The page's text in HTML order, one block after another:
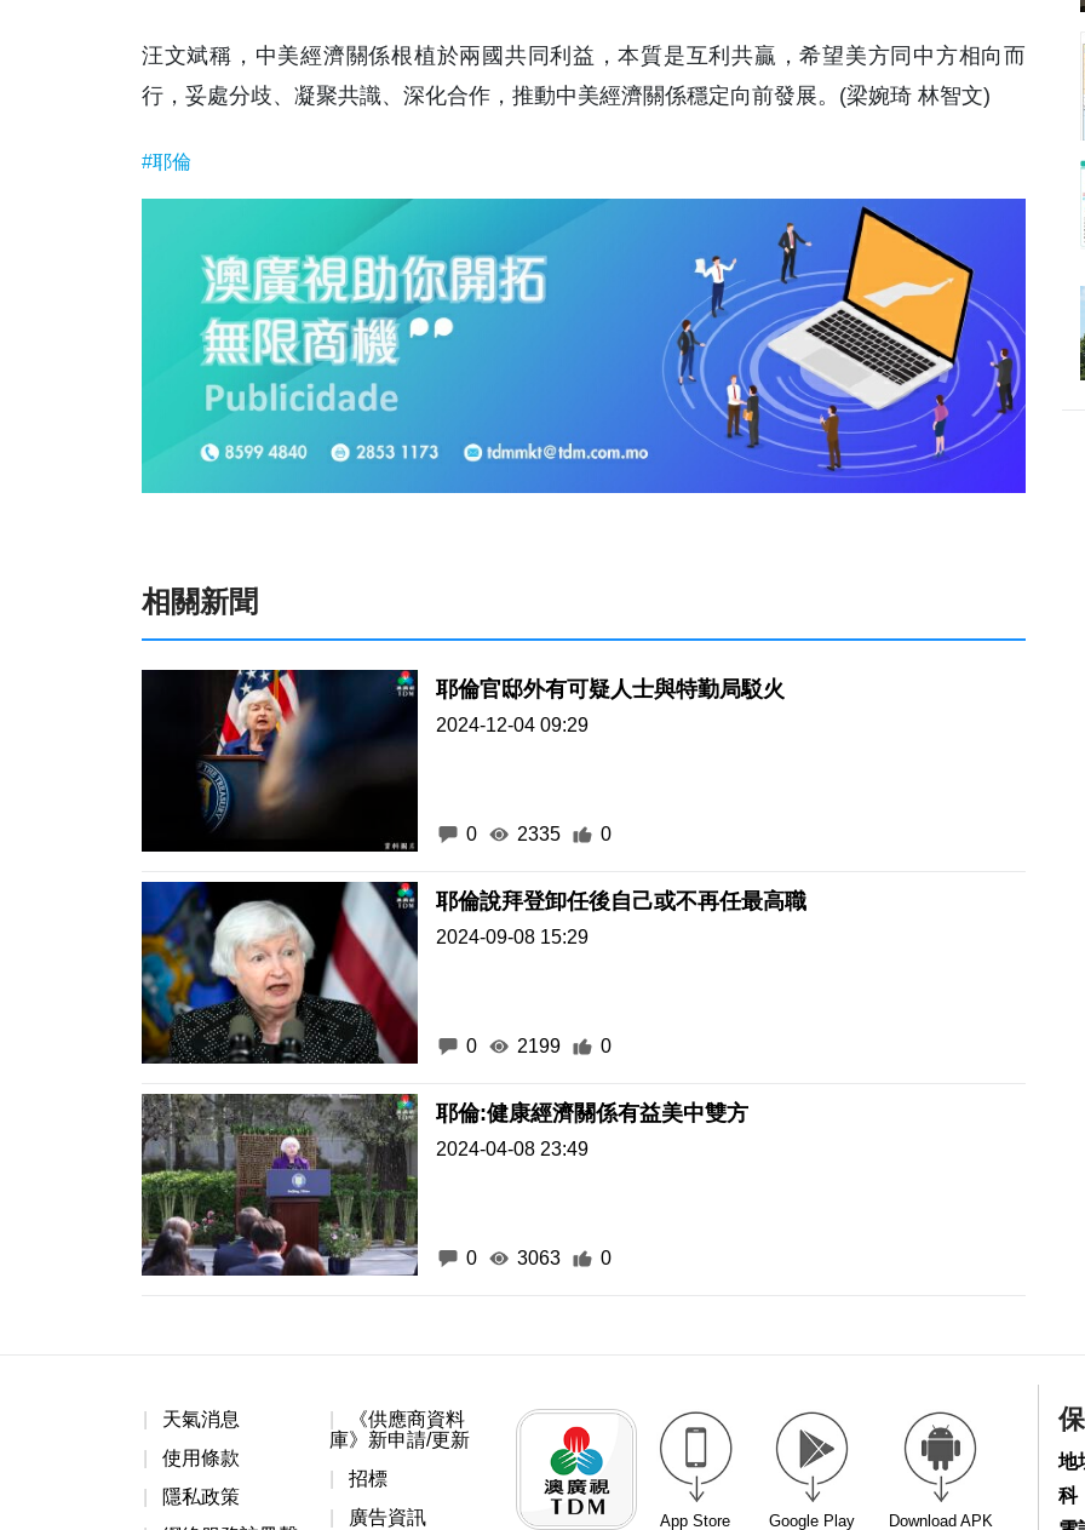
汪文斌稱，中美經濟關係根植於兩國共同利益，本質是互利共贏，希望美方同中方相向而
行，妥處分歧、凝聚共識、深化合作，推動中美經濟關係穩定向前發展。(梁婉琦 林智文)
#耶倫
相關新聞
耶倫官邸外有可疑人士與特勤局駁火
2024-12-04 09:29
0 2335 0
耶倫說拜登卸任後自己或不再任最高職
2024-09-08 15:29
0 2199 0
耶倫:健康經濟關係有益美中雙方
2024-04-08 23:49
0 3063 0
天氣消息
使用條款
隱私政策
《供應商資料
庫》新申請/更新
招標
廣告資訊
App Store Google Play Download APK
地
科